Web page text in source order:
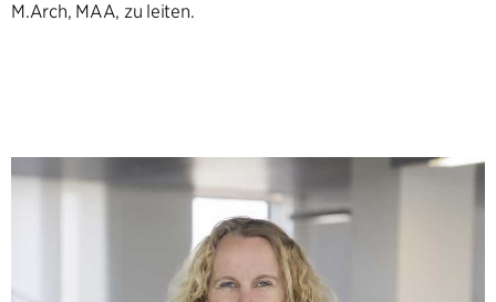
M.Arch, MAA, zu leiten.